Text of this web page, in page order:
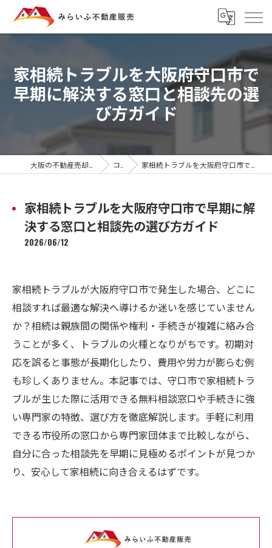
家相続トラブルを大阪府守口市で
早期に解決する窓口と相談先の選
び方ガイド
コラム 家相続トラブルを大阪府守口市で早期に解決する窓口と相談先の選び方ガイド
家相続トラブルを大阪府守口市で早期に解
決する窓口と相談先の選び方ガイド
2026/06/12
家相続トラブルが大阪府守口市で発生した場合、どこに
相談すれば最適な解決へ導けるか迷いを感じていません
か？相続は親族間の関係や権利・手続きが複雑に絡み合
うことが多く、トラブルの火種となりがちです。初期対
応を誤ると事態が長期化したり、費用や労力が膨らむ例
も珍しくありません。本記事では、守口市で家相続トラ
ブルが生じた際に活用できる無料相談窓口や手続きに強
い専門家の特徴、選び方を徹底解説します。手軽に利用
できる市役所の窓口から専門家団体まで比較しながら、
自分に合った相談先を早期に見極めるポイントが見つか
り、安心して家相続に向き合えるはずです。